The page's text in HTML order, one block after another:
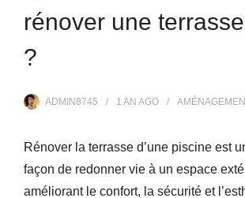
rénover une
?
ADMIN8745 1 AN AGO
Rénover la terrasse d’une piscine est
façon de redonner vie à un espace
améliorant le confort, la sécurité et